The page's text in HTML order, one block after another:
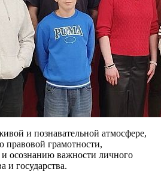
и познавательной атмосфере,
правовой грамотности,
осознанию важности личного
и государства.